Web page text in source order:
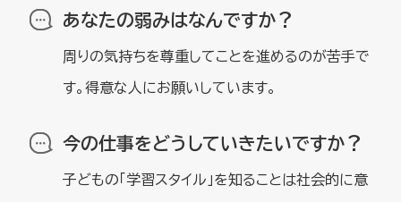
あなたの弱みはなんですか？
周りの気持ちを尊重してことを進めるのが苦手で
す。得意な人にお願いしています。
今の仕事をどうしていきたいですか？
子どもの「学習スタイル」を知ることは社会的に意